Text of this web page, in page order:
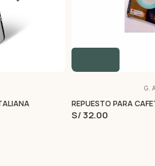
REPUESTO PARA
S/ 32.00